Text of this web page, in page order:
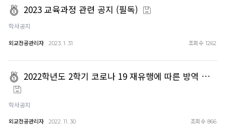
2023 교육과정 관련 공지 (필독)
학사공지
외교전공관리자 2023. 1. 31 조회수 1262
2022학년도 2학기 코로나 19 재유행에 따른 방역 …
학사공지
외교전공관리자 2022. 11. 30 조회수 866